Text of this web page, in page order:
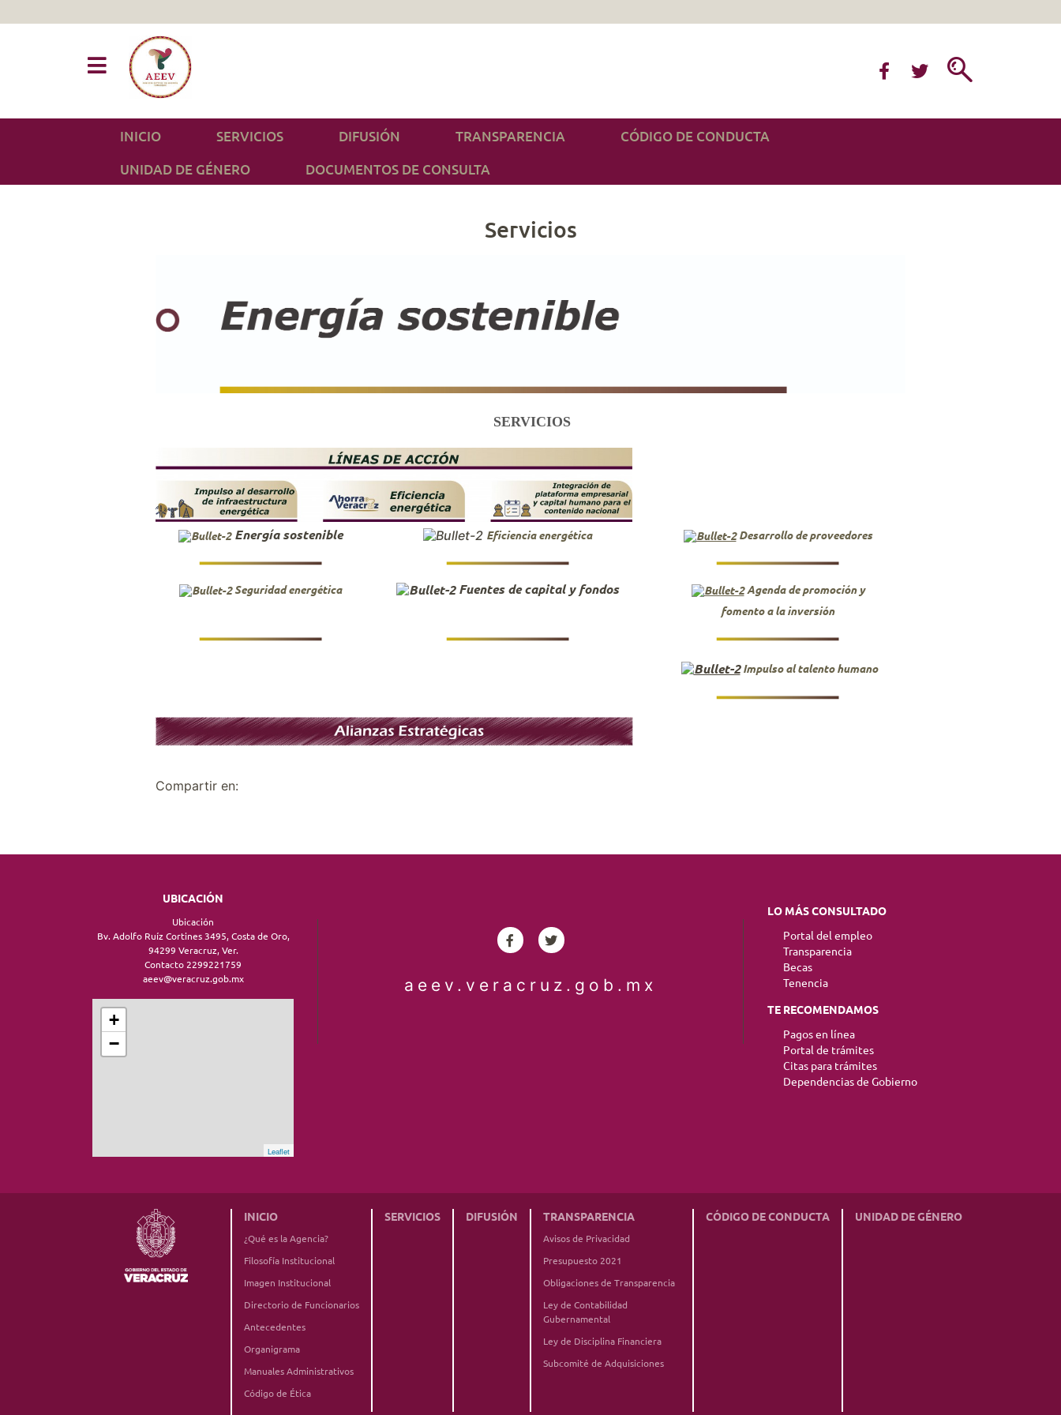
INICIO SERVICIOS DIFUSIÓN TRANSPARENCIA CÓDIGO DE CONDUCTA
UNIDAD DE GÉNERO DOCUMENTOS DE CONSULTA
Servicios
SERVICIOS
Energía sostenible Eficiencia energética Desarrollo de proveedores
Seguridad energética Fuentes de capital y fondos
Agenda de promoción y
fomento a la inversión
Impulso al talento humano
Compartir en:
UBICACIÓN
Ubicación
Bv. Adolfo Ruíz Cortines 3495, Costa de Oro,
94299 Veracruz, Ver.
Contacto 2299221759
aeev@veracruz.gob.mx
+
−
Leaflet
aeev.veracruz.gob.mx
LO MÁS CONSULTADO
Portal del empleo
Transparencia
Becas
Tenencia
TE RECOMENDAMOS
Pagos en línea
Portal de trámites
Citas para trámites
Dependencias de Gobierno
INICIO
¿Qué es la Agencia?
Filosofía Institucional
Imagen Institucional
Directorio de Funcionarios
Antecedentes
Organigrama
Manuales Administrativos
Código de Ética
SERVICIOS DIFUSIÓN TRANSPARENCIA
Avisos de Privacidad
Presupuesto 2021
Obligaciones de Transparencia
Ley de Contabilidad
Gubernamental
Ley de Disciplina Financiera
Subcomité de Adquisiciones
CÓDIGO DE CONDUCTA UNIDAD DE GÉNERO